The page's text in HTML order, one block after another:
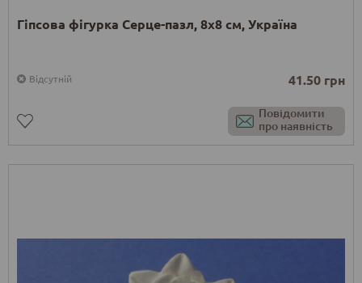
Гіпсова фігурка Серце-пазл, 8х8 см, Україна
Відсутній 41.50 грн
Повідомити
про наявність